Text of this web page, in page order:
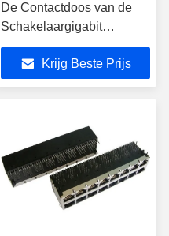
De Contactdoos van de
Schakelaargigabit
ethernet van
LPJK6064AONL
1000Base-t POE RJ45
Krijg Beste Prijs